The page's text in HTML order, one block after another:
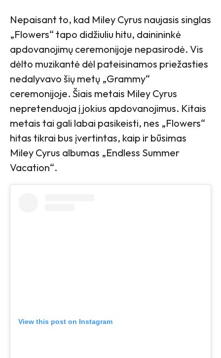
Nepaisant to, kad Miley Cyrus naujasis singlas
„Flowers“ tapo didžiuliu hitu, dainininkė
apdovanojimų ceremonijoje nepasirodė. Vis
dėlto muzikantė dėl pateisinamos priežasties
nedalyvavo šių metų „Grammy“
ceremonijoje. Šiais metais Miley Cyrus
nepretenduoja į jokius apdovanojimus. Kitais
metais tai gali labai pasikeisti, nes „Flowers“
hitas tikrai bus įvertintas, kaip ir būsimas
Miley Cyrus albumas „Endless Summer
Vacation“.
View this post on Instagram